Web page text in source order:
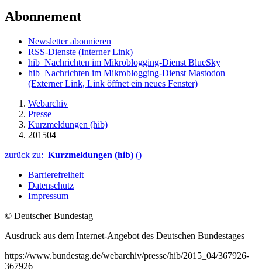
Abonnement
Newsletter abonnieren
RSS-Dienste (Interner Link)
hib_Nachrichten im Mikroblogging-Dienst BlueSky
hib_Nachrichten im Mikroblogging-Dienst Mastodon
(Externer Link, Link öffnet ein neues Fenster)
Webarchiv
Presse
Kurzmeldungen (hib)
201504
zurück zu: Kurzmeldungen (hib) ()
Barrierefreiheit
Datenschutz
Impressum
© Deutscher Bundestag
Ausdruck aus dem Internet-Angebot des Deutschen Bundestages
https://www.bundestag.de/webarchiv/presse/hib/2015_04/367926-
367926